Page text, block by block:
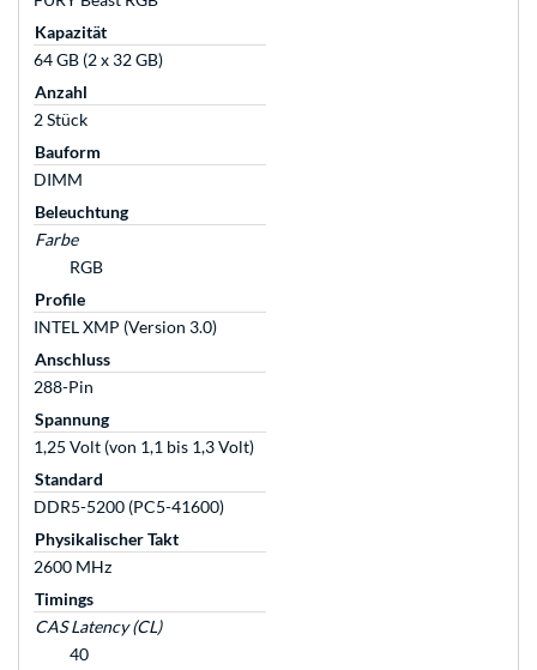
Kapazität
64 GB (2 x 32 GB)
Anzahl
2 Stück
Bauform
DIMM
Beleuchtung
Farbe
RGB
Profile
INTEL XMP (Version 3.0)
Anschluss
288-Pin
Spannung
1,25 Volt (von 1,1 bis 1,3 Volt)
Standard
DDR5-5200 (PC5-41600)
Physikalischer Takt
2600 MHz
Timings
CAS Latency (CL)
40